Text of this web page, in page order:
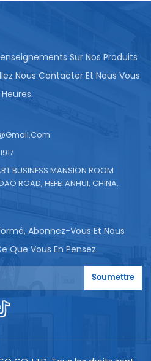
Sur Nos Produits
Nous Contacter Et Nous Vous
BUSINESS MANSION ROOM
ROAD, HEFEI ANHUI, CHINA.
Abonnez-Vous Et Nous
Que Vous En Pensez.
Soumettre